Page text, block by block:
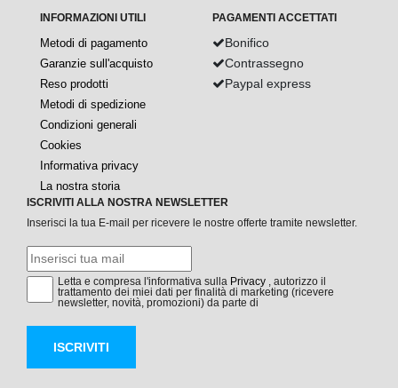
INFORMAZIONI UTILI
Metodi di pagamento
Garanzie sull'acquisto
Reso prodotti
Metodi di spedizione
Condizioni generali
Cookies
Informativa privacy
La nostra storia
PAGAMENTI ACCETTATI
Bonifico
Contrassegno
Paypal express
ISCRIVITI ALLA NOSTRA NEWSLETTER
Inserisci la tua E-mail per ricevere le nostre offerte tramite newsletter.
Letta e compresa l'informativa sulla Privacy , autorizzo il
trattamento dei miei dati per finalità di marketing (ricevere
newsletter, novità, promozioni) da parte di
ISCRIVITI